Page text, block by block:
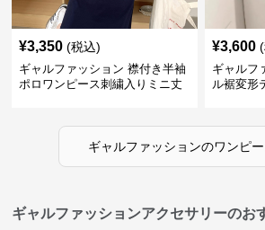
¥3,350 (税込)
ギャルファッション 襟付き半袖
ポロワンピース刺繍入りミニ丈
¥3,600
ギャルフ
ル裾変形
ギャルファッションのワンピー
ギャルファッションアクセサリーのお